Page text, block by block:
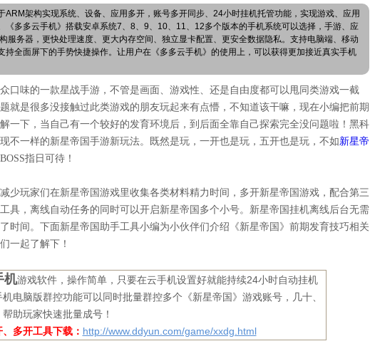
ARM架构实现系统、设备、应用多开，账号多开同步、24小时挂机托管功能，实现游戏、应用
《多多云手机》搭载安卓系统7、8、9、10、11、12多个版本的手机系统可以选择，手游、应
服务器，更快处理速度、更大内存空间、独立显卡配置、更安全数据隐私。支持电脑端、移动
持全面屏下的手势快捷操作。让用户在《多多云手机》的使用上，可以获得更加接近真实手机
口味的一款星战手游，不管是画面、游戏性、还是自由度都可以甩同类游戏一截
就是很多没接触过此类游戏的朋友玩起来有点懵，不知道该干嘛，现在小编把前期
一下，当自己有一个较好的发育环境后，到后面全靠自己探索完全没问题啦！黑科
不一样的新星帝国手游新玩法。既然是玩，一开也是玩，五开也是玩，不如新星帝
指日可待！
少玩家们在新星帝国游戏里收集各类材料精力时间，多开新星帝国游戏，配合第三
具，离线自动任务的同时可以开启新星帝国多个小号。新星帝国挂机离线后台无需
时间。下面新星帝国助手工具小编为小伙伴们介绍《新星帝国》前期发育技巧相关
一起了解下！
机游戏软件，操作简单，只要在云手机设置好就能持续24小时自动挂机
电脑版群控功能可以同时批量群控多个《新星帝国》游戏账号，几十、
助玩家快速批量成号！
多开工具下载： http://www.ddyun.com/game/xxdg.html